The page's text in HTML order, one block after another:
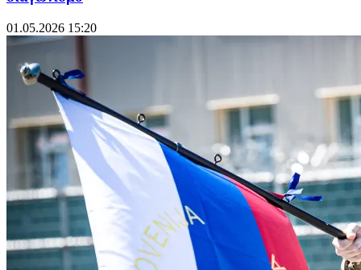
01.05.2026 15:20